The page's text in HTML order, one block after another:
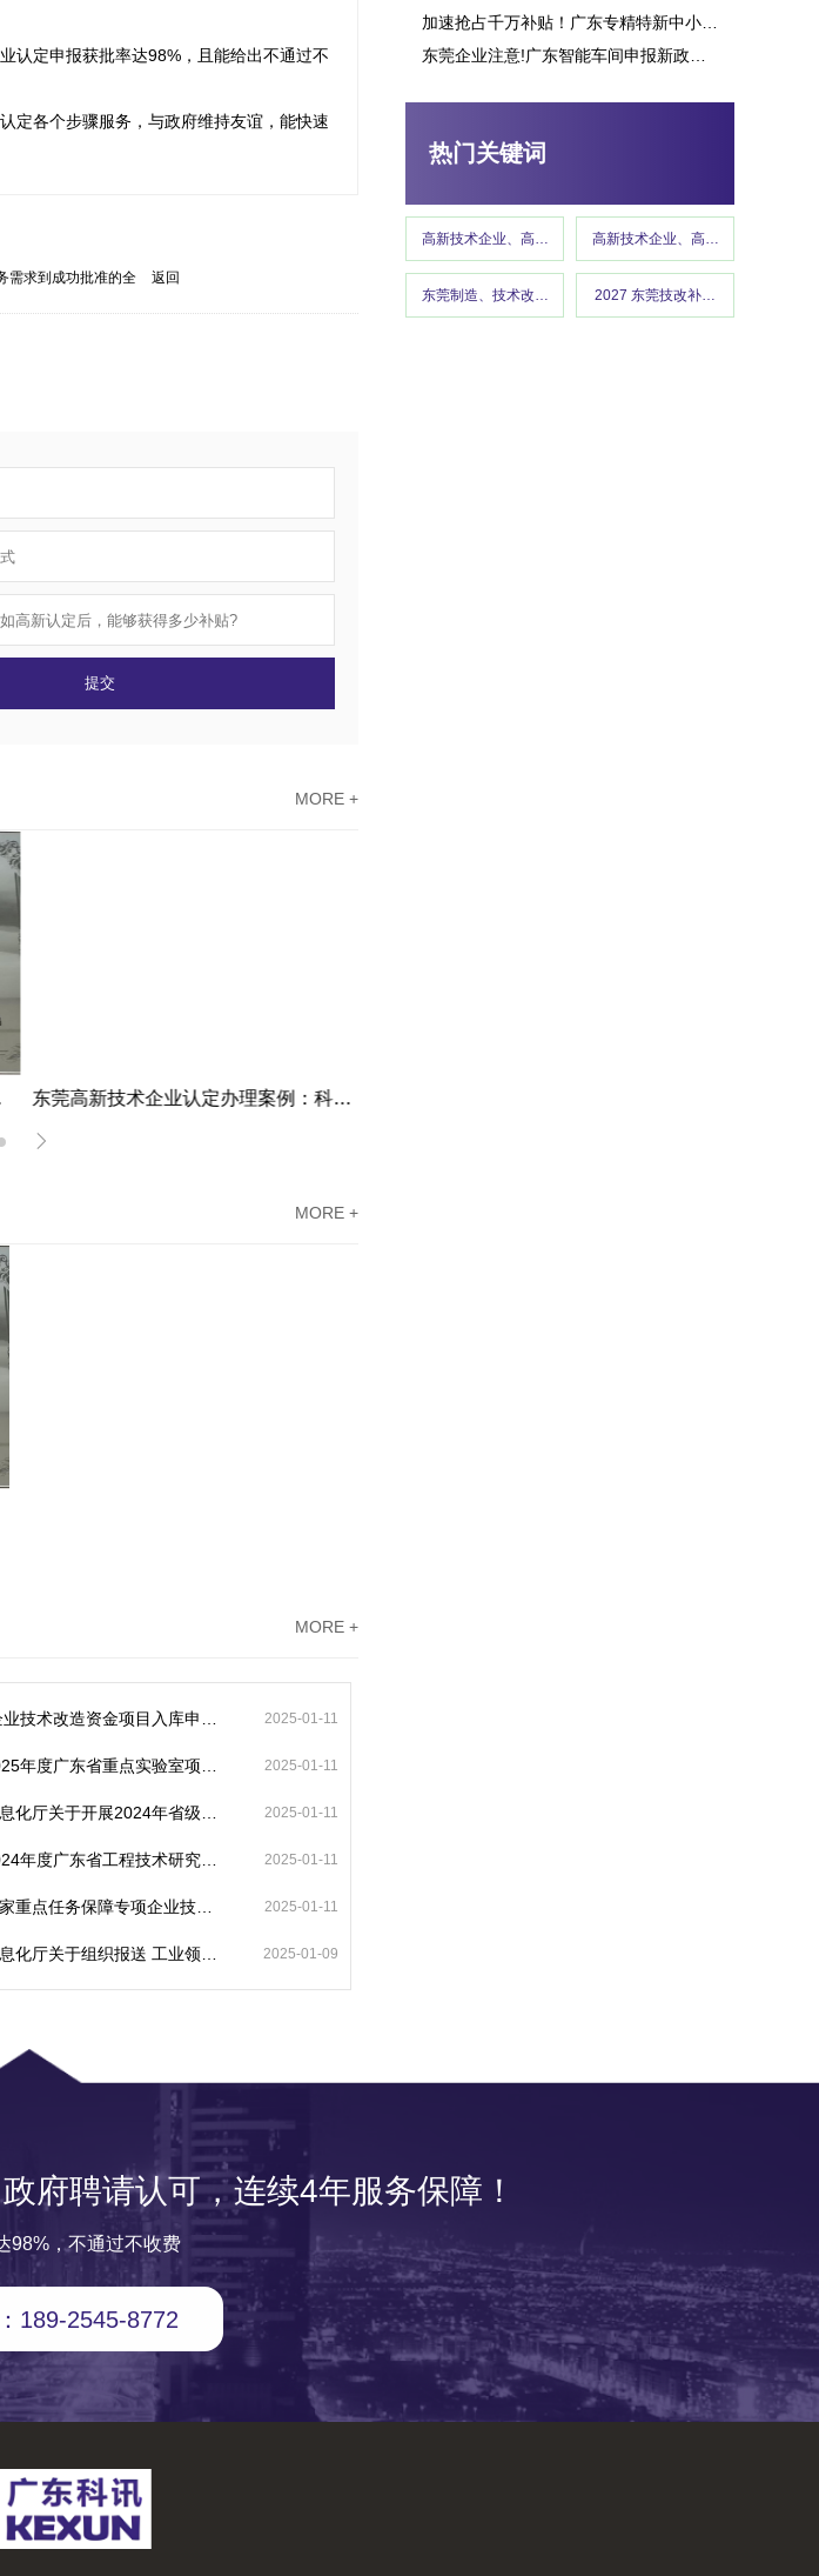
热门关键词
高新技术企业、高企认定、高企申报高新技术企业、高企认定、高企申
东莞制造、技术改造、东莞工信、政策红利 、企业补贴、东莞
2027 东莞技改补贴、东莞制造业
认定申报获批率达98%，且能给出不通过不
定各个步骤服务，与政府维持友谊，能快速
需求到成功批准的全
返回
MORE +
东莞高新技术企业认定办理案例：科技企业通过专家意见提高成过率
MORE +
MORE +
2025-01-11
2025-01-11
2025-01-11
2025-01-11
2025-01-11
2025-01-09
府聘请认可，连续4年服务保障！
98%，不通过不收费
189-2545-8772